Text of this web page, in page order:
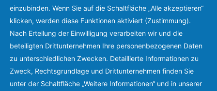
einzubinden. Wenn Sie auf die Schaltfläche „Alle akzeptieren“
klicken, werden diese Funktionen aktiviert (Zustimmung).
Nach Erteilung der Einwilligung verarbeiten wir und die
beteiligten Drittunternehmen Ihre personenbezogenen Daten
zu unterschiedlichen Zwecken. Detaillierte Informationen zu
Zweck, Rechtsgrundlage und Drittunternehmen finden Sie
unter der Schaltfläche „Weitere Informationen“ und in unserer